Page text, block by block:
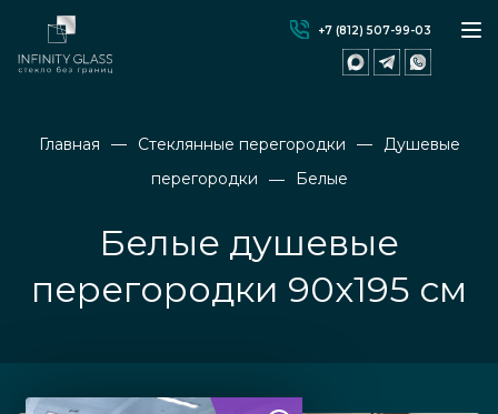
+7 (812) 507-99-03
Главная Стеклянные перегородки
Душевые
перегородки
Белые
Белые душевые
перегородки 90х195 см